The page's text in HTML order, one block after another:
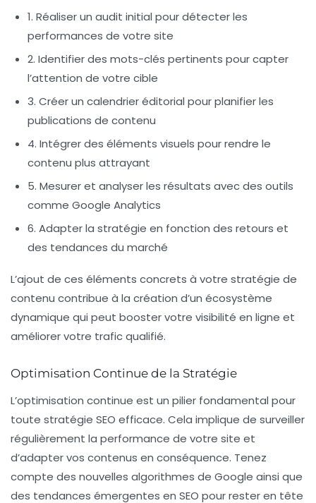
1. Réaliser un audit initial pour détecter les
performances de votre site
2. Identifier des mots-clés pertinents pour capter
l’attention de votre cible
3. Créer un calendrier éditorial pour planifier les
publications de contenu
4. Intégrer des éléments visuels pour rendre le
contenu plus attrayant
5. Mesurer et analyser les résultats avec des outils
comme Google Analytics
6. Adapter la stratégie en fonction des retours et
des tendances du marché
L’ajout de ces éléments concrets à votre stratégie de
contenu contribue à la création d’un écosystème
dynamique qui peut booster votre visibilité en ligne et
améliorer votre trafic qualifié.
Optimisation Continue de la Stratégie
L’optimisation continue est un pilier fondamental pour
toute stratégie SEO efficace. Cela implique de surveiller
régulièrement la performance de votre site et
d’adapter vos contenus en conséquence. Tenez
compte des nouvelles algorithmes de Google ainsi que
des tendances émergentes en SEO pour rester en tête